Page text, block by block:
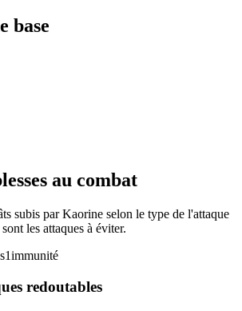
base
au combat
subis par Kaorine selon le type de l'attaque
les attaques à éviter.
1immunité
redoutables